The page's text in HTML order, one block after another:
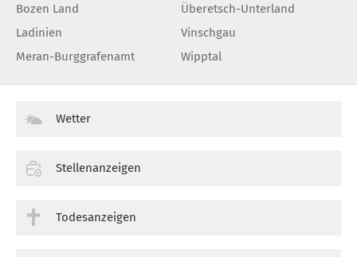
Bozen Land
Ladinien
Meran-Burggrafenamt
Überetsch-Unterland
Vinschgau
Wipptal
Wetter
Stellenanzeigen
Todesanzeigen